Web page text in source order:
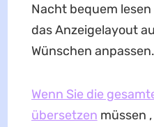
Nacht bequem
das Anzeigelayout
Wünschen anpassen.
Wenn Sie die
übersetzen müssen